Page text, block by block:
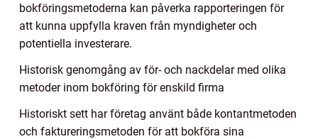
bokföringsmetoderna kan påverka rapporteringen för
att kunna uppfylla kraven från myndigheter och
potentiella investerare.
Historisk genomgång av för- och nackdelar med olika
metoder inom bokföring för enskild firma
Historiskt sett har företag använt både kontantmetoden
och faktureringsmetoden för att bokföra sina